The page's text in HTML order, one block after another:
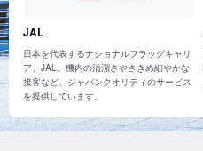
JAL
日本を代表するナショナルフラッグキャリ
ア、JAL。機内の清潔さやさきめ細やかな
接客など、ジャパンクオリティのサービス
を提供しています。